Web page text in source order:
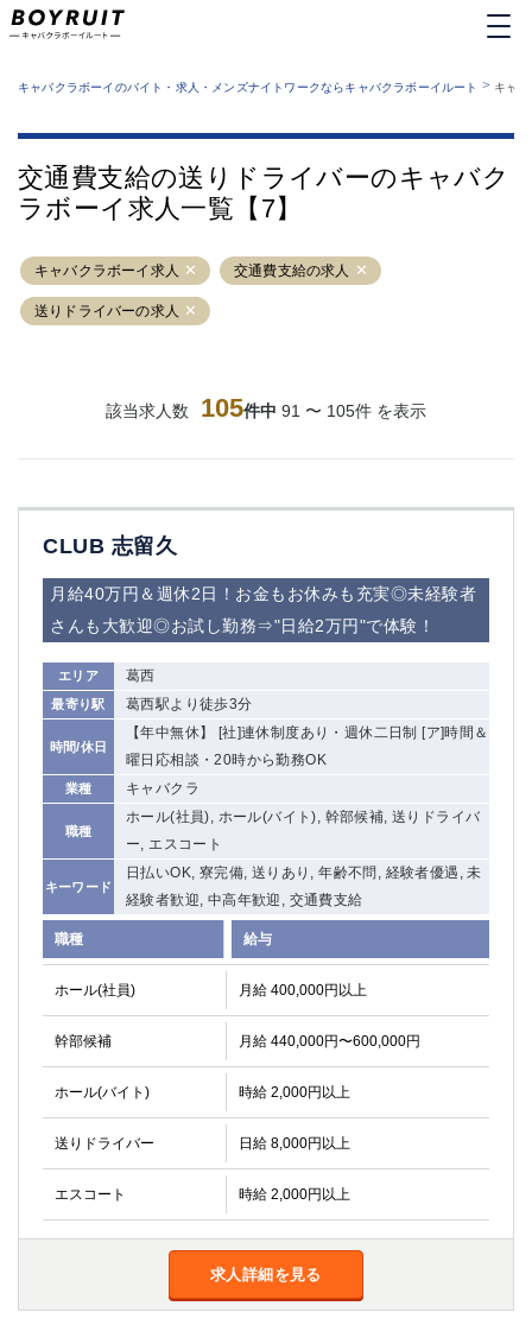
業種から探す
運営者情報
サイトマップ
キャバクラボーイのバイト・求人・メンズナイトワークならキャバクラボーイルート > キャ
交通費支給の送りドライバーのキャバク
ラボーイ求人一覧【7】
キャバクラボーイ求人 交通費支給の求人
送りドライバーの求人
該当求人数 105件中 91 〜 105件 を表示
CLUB 志留久
月給40万円＆週休2日！お金もお休みも充実◎未経験者
さんも大歓迎◎お試し勤務⇒"日給2万円"で体験！
エリア 葛西
最寄り駅 葛西駅より徒歩3分
時間/休日
【年中無休】 [社]連休制度あり・週休二日制 [ア]時間＆
曜日応相談・20時から勤務OK
業種 キャバクラ
職種
ホール(社員), ホール(バイト), 幹部候補, 送りドライバ
ー, エスコート
キーワード
日払いOK, 寮完備, 送りあり, 年齢不問, 経験者優遇, 未
経験者歓迎, 中高年歓迎, 交通費支給
職種 給与
ホール(社員) 月給 400,000円以上
幹部候補 月給 440,000円〜600,000円
ホール(バイト) 時給 2,000円以上
送りドライバー 日給 8,000円以上
エスコート 時給 2,000円以上
求人詳細を見る
六本木
池袋
新橋
歌舞伎町
渋谷
大和
錦糸町
八王子
五反田
①六本木 ②西麻布
大山
赤坂
蒲田東口
多摩センター
立川（南口）
新宿
中野
府中
中目黒
ひばりヶ丘（北口）
吉祥寺（南口／公園口）
自由が丘
吉祥寺（北口／東口）
四谷
下北沢・経堂
金町（北口）
成増駅徒歩3分の好立地！①JR埼京線「赤羽駅」から徒歩2分 ②東
三軒茶屋（南口）
①歌舞伎町 ②新宿 ③新宿三丁目 ④西
①歌舞伎町 ②新宿 ③西部新宿 ③東新宿
①歌舞伎町 ②新宿
①銀座 ②新橋
錦糸町(南口)
蒲田(西口)
清瀬（南口）
①東武練馬 ②成増・板橋 ③大山 ②池袋
池袋東口
金町
大井町
大泉学園
下赤塚
三鷹
荻窪
浅草
新小岩
幡ヶ谷
小岩
久米川
市川
西麻布